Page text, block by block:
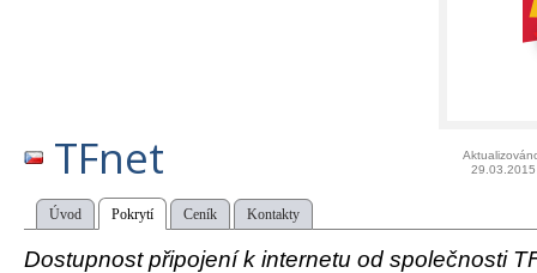
TFnet
29.03.2015
Úvod Pokrytí Ceník Kontakty
Dostupnost připojení k internetu od společnosti